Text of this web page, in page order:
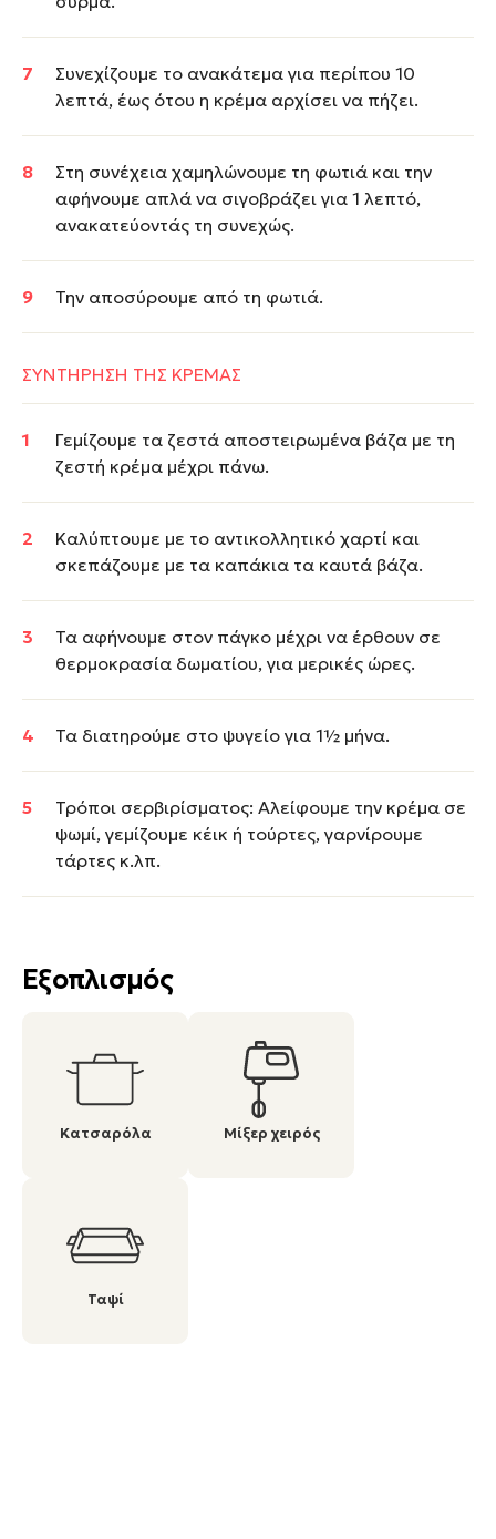
Εξοπλισμός
Κατσαρόλα Μίξερ χειρός
Ταψί
Συνεχίζουμε το ανακάτεμα για περίπου 10
λεπτά, έως ότου η κρέμα αρχίσει να πήζει.
Στη συνέχεια χαμηλώνουμε τη φωτιά και την
αφήνουμε απλά να σιγοβράζει για 1 λεπτό,
ανακατεύοντάς τη συνεχώς.
Την αποσύρουμε από τη φωτιά.
ΣΥΝΤΗΡΗΣΗ ΤΗΣ ΚΡΕΜΑΣ
Γεμίζουμε τα ζεστά αποστειρωμένα βάζα με τη
ζεστή κρέμα μέχρι πάνω.
Καλύπτουμε με το αντικολλητικό χαρτί και
σκεπάζουμε με τα καπάκια τα καυτά βάζα.
Τα αφήνουμε στον πάγκο μέχρι να έρθουν σε
θερμοκρασία δωματίου, για μερικές ώρες.
Τα διατηρούμε στο ψυγείο για 1½ μήνα.
Τρόποι σερβιρίσματος: Αλείφουμε την κρέμα σε
ψωμί, γεμίζουμε κέικ ή τούρτες, γαρνίρουμε
τάρτες κ.λπ.